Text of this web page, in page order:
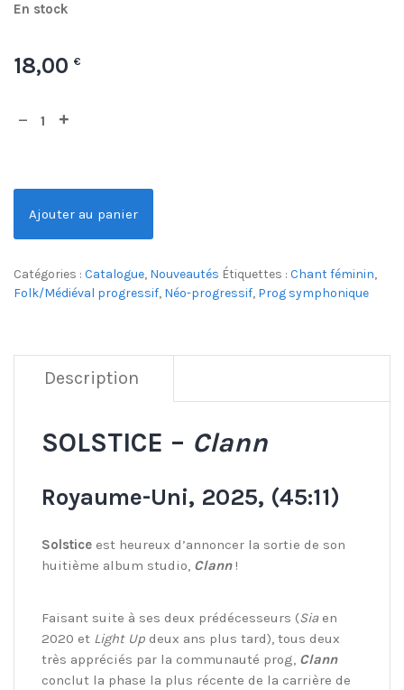
En stock
18,00 €
Ajouter au panier
Catégories : Catalogue, Nouveautés Étiquettes : Chant féminin,
Folk/Médiéval progressif, Néo-progressif, Prog symphonique
Description
SOLSTICE – Clann
Royaume-Uni, 2025, (45:11)
Solstice est heureux d’annoncer la sortie de son
huitième album studio, Clann!
Faisant suite à ses deux prédécesseurs (Siaen
2020 et Light Up deux ans plus tard), tous deux
très appréciés par la communauté prog, Clann
conclut la phase la plus récente de la carrière de